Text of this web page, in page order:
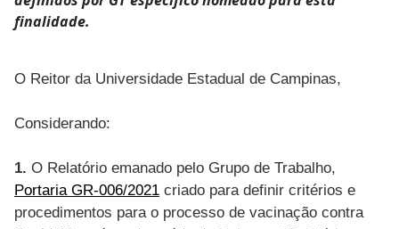
finalidade.
O Reitor da Universidade Estadual de Campinas,
Considerando:
1. O Relatório emanado pelo Grupo de Trabalho,
Portaria GR-006/2021 criado para definir critérios e
procedimentos para o processo de vacinação contra